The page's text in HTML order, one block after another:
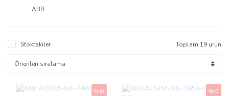
ABB
Stoktakiler Toplam 19 ürün
%40 %40